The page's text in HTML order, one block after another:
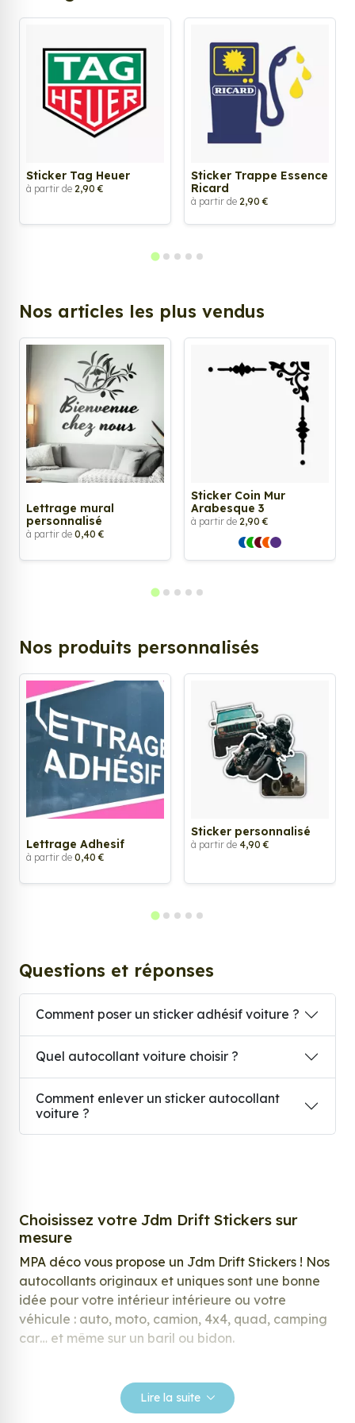
Sticker Tag Heuer
à partir de 2,90 €
Sticker Trappe Essence
Ricard
à partir de 2,90 €
Nos articles les plus vendus
Lettrage mural
personnalisé
à partir de 0,40 €
Sticker Coin Mur
Arabesque 3
à partir de 2,90 €
Nos produits personnalisés
Lettrage Adhesif
à partir de 0,40 €
Sticker personnalisé
à partir de 4,90 €
Questions et réponses
Comment poser un sticker adhésif voiture ?
Quel autocollant voiture choisir ?
Comment enlever un sticker autocollant
voiture ?
Choisissez votre Jdm Drift Stickers sur
mesure
MPA déco vous propose un Jdm Drift Stickers ! Nos
autocollants originaux et uniques sont une bonne
idée pour votre intérieur intérieure ou votre
véhicule : auto, moto, camion, 4x4, quad, camping
car… et même sur un baril ou bidon.
répondre à vos attentes, laissez vous inspirer parmi
notre large gamme de stickers.
Lire la suite